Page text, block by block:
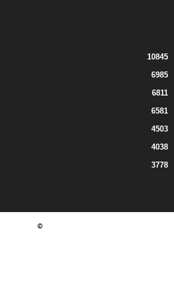
10845
6985
6811
6581
4503
4038
3778
©